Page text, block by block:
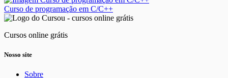
Curso de programação em C/C++
Cursos online grátis
Nosso site
Sobre